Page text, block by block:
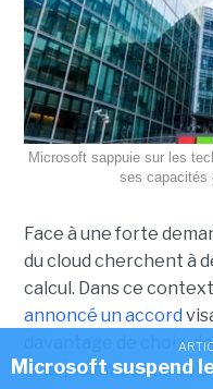
Microsoft sappuie sur les
ses capacités
Face à une forte
du cloud cherchent à
calcul. Dans ce
annoncé un accord
davantage de choix,
le déploiement de
Microsoft suspend